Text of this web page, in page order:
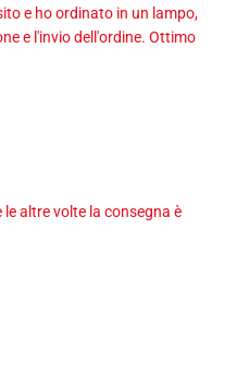
e ho ordinato in un lampo,
e l'invio dell'ordine. Ottimo
altre volte la consegna è